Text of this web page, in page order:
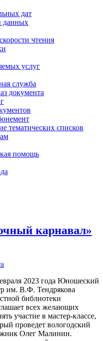
дат
данных
чтения
услуг
служба
документа
тематических списков
помощь
карнавал»
2023 года Юношеский
им. В.Ф. Тендрякова
библиотеки
всех желающих
участие в мастер-классе,
проведет вологодский
Олег Малинин.